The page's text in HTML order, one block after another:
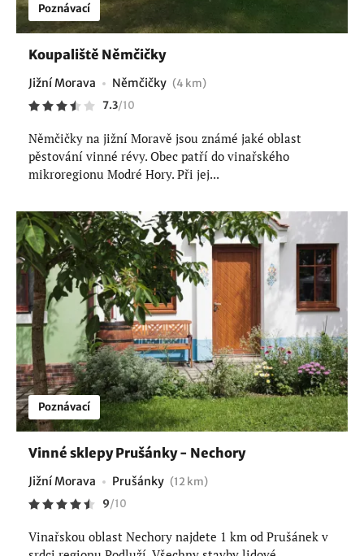
Poznávací
Koupaliště Němčičky
Jižní Morava Němčičky (4 km)
7.3/10
Němčičky na jižní Moravě jsou známé jaké oblast
pěstování vinné révy. Obec patří do vinařského
mikroregionu Modré Hory. Při jej...
Poznávací
Vinné sklepy Prušánky - Nechory
Jižní Morava Prušánky (12 km)
9/10
Vinařskou oblast Nechory najdete 1 km od Prušánek v